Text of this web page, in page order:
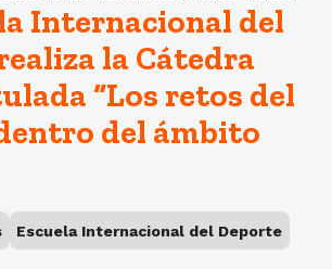
Internacional del
la Cátedra
“Los retos del
del ámbito
Escuela Internacional del Deporte